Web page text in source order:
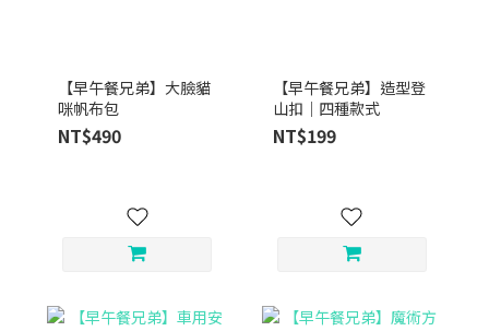
【早午餐兄弟】大臉貓
咪帆布包
NT$490
【早午餐兄弟】造型登
山扣｜四種款式
NT$199